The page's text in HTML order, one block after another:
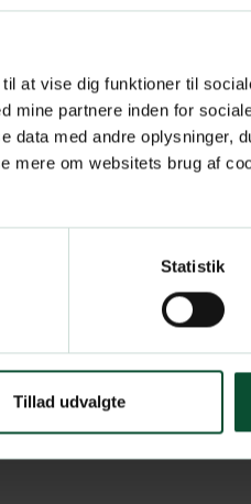
at vise dig funktioner til
mine partnere inden for
data med andre oplysninger,
mere om websitets brug af
Statistik
Tillad udvalgte